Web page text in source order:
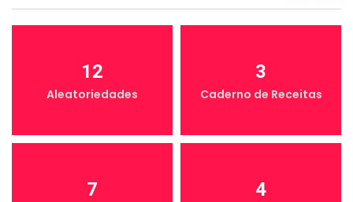
12
Aleatoriedades
3
Caderno de Receitas
7 4